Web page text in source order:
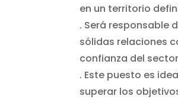
en un territorio
. Será responsable
sólidas relaciones
confianza del sector
. Este puesto es
superar los